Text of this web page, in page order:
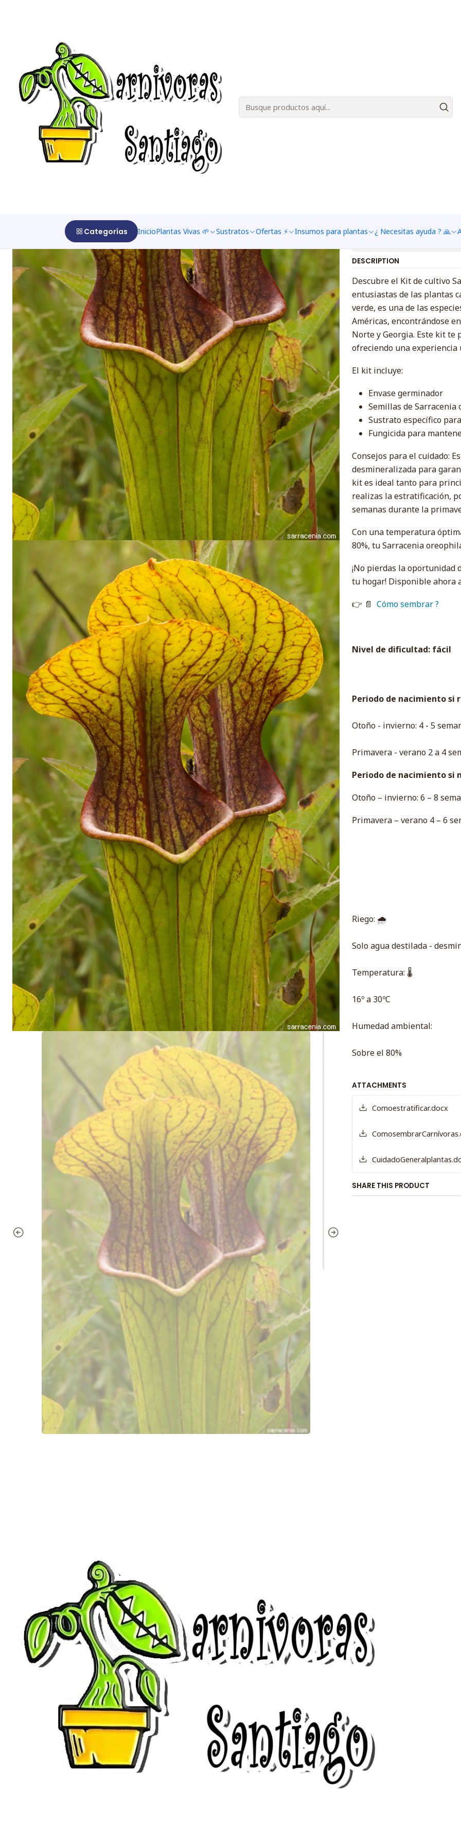
Categorías InicioPlantas Vivas 🌱 Sustratos Ofertas ⚡ Insumos para plantas ¿ Necesitas ayuda ? 🙏
Mostrar stock de
DESCRIPTION
Descubre el Kit de cultivo
entusiastas de las plantas
verde, es una de las
Américas, encontrándose
Norte y Georgia. Este kit
ofreciendo una experiencia
El kit incluye:
Envase germinador
Semillas de Sarracenia
Sustrato específico
Fungicida para
Consejos para el cuidado:
desmineralizada para
kit es ideal tanto para
realizas la estratificación,
semanas durante la
Con una temperatura
80%, tu Sarracenia
¡No pierdas la
tu hogar! Disponible ahora
👉 📄 Cómo sembrar ?
Nivel de dificultad: fácil
Periodo de nacimiento si
Otoño - invierno: 4 - 5
Primavera - verano 2 a 4
Periodo de nacimiento si
Otoño – invierno: 6 – 8
Primavera – verano 4 – 6
Riego: 🌧
Solo agua destilada -
Temperatura: 🌡
16º a 30ºC
Humedad ambiental:
Sobre el 80%
ATTACHMENTS
Comoestratificar.docx
SHARE THIS PRODUCT